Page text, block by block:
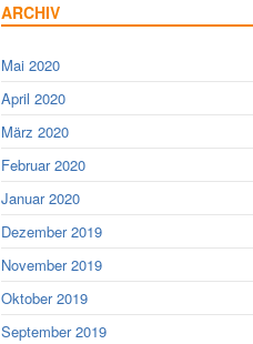
ARCHIV
Mai 2020
April 2020
März 2020
Februar 2020
Januar 2020
Dezember 2019
November 2019
Oktober 2019
September 2019